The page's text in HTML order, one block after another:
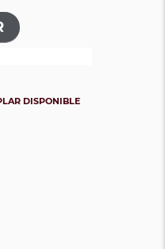
DISPONIBLE